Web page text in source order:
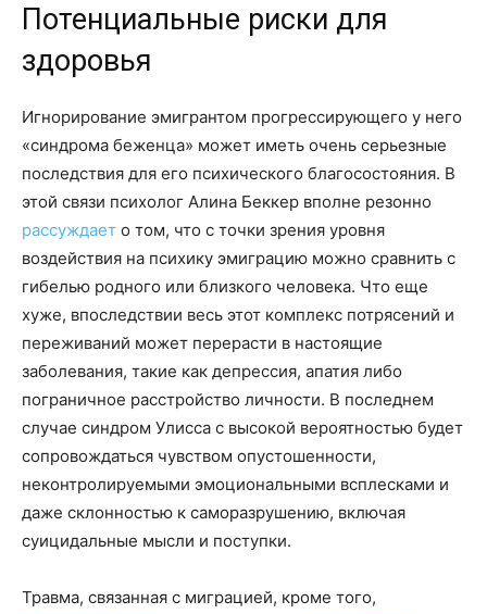
Потенциальные риски для
здоровья
Игнорирование эмигрантом прогрессирующего у него
«синдрома беженца» может иметь очень серьезные
последствия для его психического благосостояния. В
этой связи психолог Алина Беккер вполне резонно
рассуждает о том, что с точки зрения уровня
воздействия на психику эмиграцию можно сравнить с
гибелью родного или близкого человека. Что еще
хуже, впоследствии весь этот комплекс потрясений и
переживаний может перерасти в настоящие
заболевания, такие как депрессия, апатия либо
пограничное расстройство личности. В последнем
случае синдром Улисса с высокой вероятностью будет
сопровождаться чувством опустошенности,
неконтролируемыми эмоциональными всплесками и
даже склонностью к саморазрушению, включая
суицидальные мысли и поступки.
Травма, связанная с миграцией, кроме того,